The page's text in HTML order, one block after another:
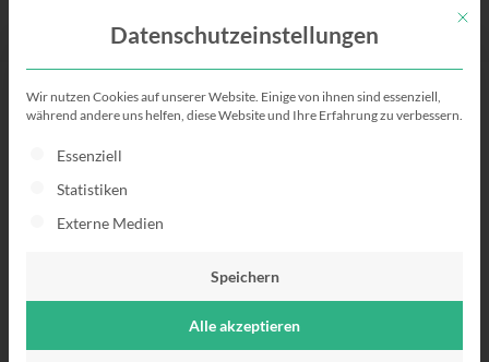
Der Englische
Lebenslauf
Überzeuge mit dem richtigen
Inhalt & Aufbau!
Mit
Datenschutzeinstellungen
Wir nutzen Cookies auf unserer Website. Einige von ihnen sind essenziell,
während andere uns helfen, diese Website und Ihre Erfahrung zu verbessern.
Es folgt eine Liste der Service-Gruppen, für die eine
Essenziell
Statistiken
Externe Medien
Speichern
Alle akzeptieren